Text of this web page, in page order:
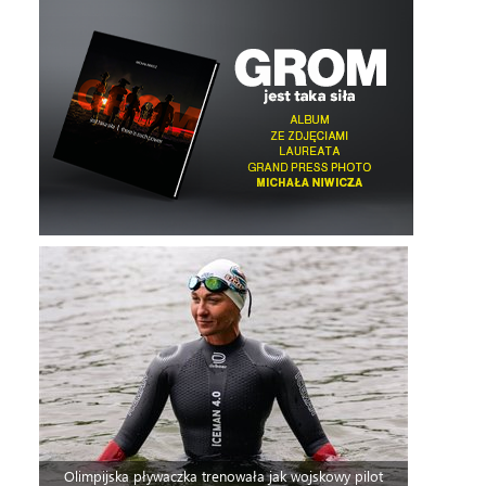
Olimpijska pływaczka trenowała jak wojskowy pilot